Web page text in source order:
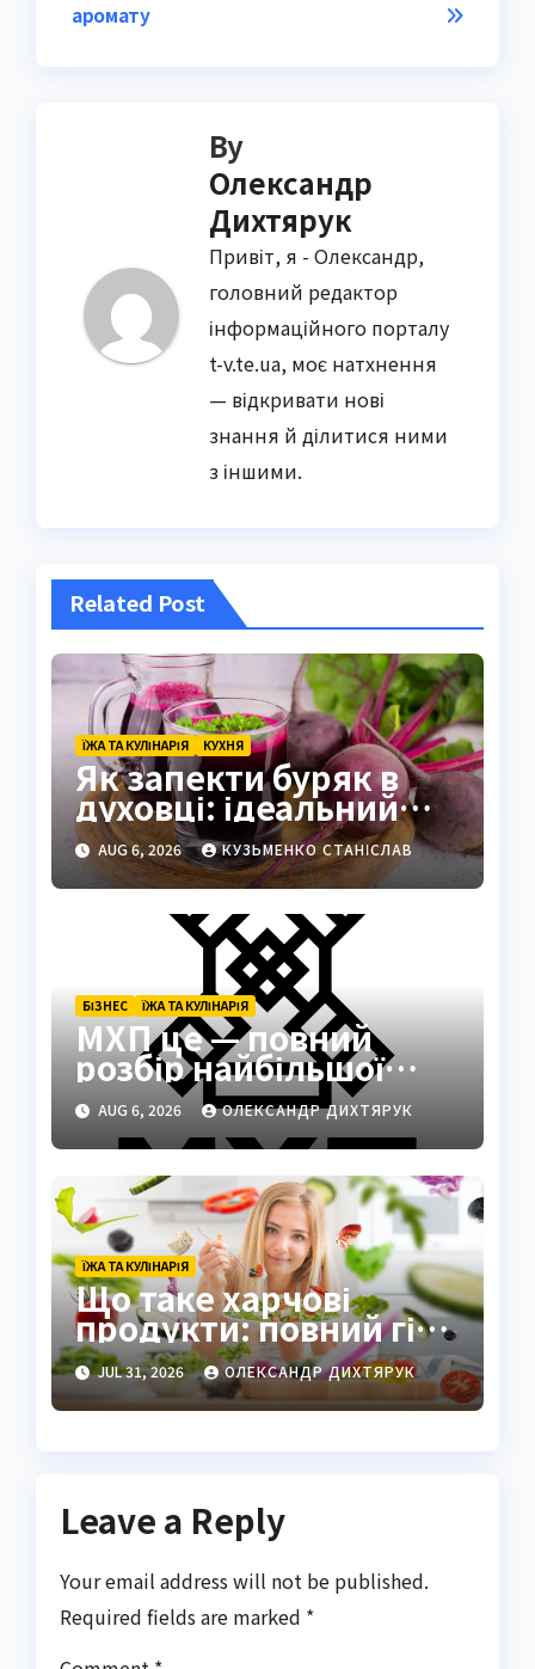
аромату
By
Олександр
Дихтярук
Привіт, я - Олександр,
головний редактор
інформаційного порталу
t-v.te.ua, моє натхнення
— відкривати нові
знання й ділитися ними
з іншими.
Related Post
ЇЖА ТА КУЛІНАРІЯ КУХНЯ
Як запекти буряк в
духовці: ідеальний
спосіб зберегти смак
AUG 6, 2026 КУЗЬМЕНКО СТАНІСЛАВ
БІЗНЕС ЇЖА ТА КУЛІНАРІЯ
МХП це — повний
розбір найбільшої
кулінарної та
агротехнологічної
компанії України
AUG 6, 2026 ОЛЕКСАНДР ДИХТЯРУК
ЇЖА ТА КУЛІНАРІЯ
Що таке харчові
продукти: повний гід
по визначенню та
видам
JUL 31, 2026 ОЛЕКСАНДР ДИХТЯРУК
Leave a Reply
Your email address will not be published.
Required fields are marked *